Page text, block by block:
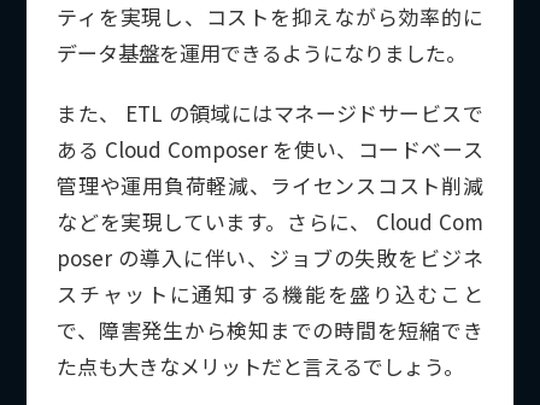
ティを実現し、コストを抑えながら効率的に
データ基盤を運用できるようになりました。
また、 ETL の領域にはマネージドサービスで
ある Cloud Composer を使い、コードベース
管理や運用負荷軽減、ライセンスコスト削減
などを実現しています。さらに、 Cloud Com
poser の導入に伴い、ジョブの失敗をビジネ
スチャットに通知する機能を盛り込むこと
で、障害発生から検知までの時間を短縮でき
た点も大きなメリットだと言えるでしょう。